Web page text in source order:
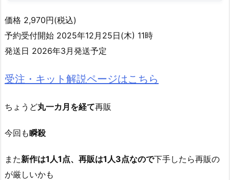
価格 2,970円(税込)
予約受付開始 2025年12月25日(木) 11時
発送日 2026年3月発送予定
受注・キット解説ページはこちら
ちょうど丸一カ月を経て再販
今回も瞬殺
また新作は1人1点、再販は1人3点なので下手したら再販の
が厳しいかも